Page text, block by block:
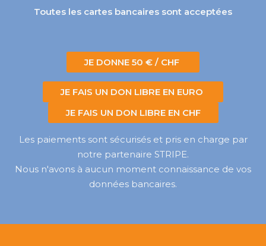
Toutes les cartes bancaires sont acceptées
JE DONNE 50 € / CHF
JE FAIS UN DON LIBRE EN EURO
JE FAIS UN DON LIBRE EN CHF
Les paiements sont sécurisés et pris en charge par
notre partenaire STRIPE.
Nous n'avons à aucun moment connaissance de vos
données bancaires.